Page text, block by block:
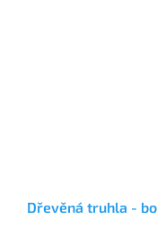
Dřevěná truhla -